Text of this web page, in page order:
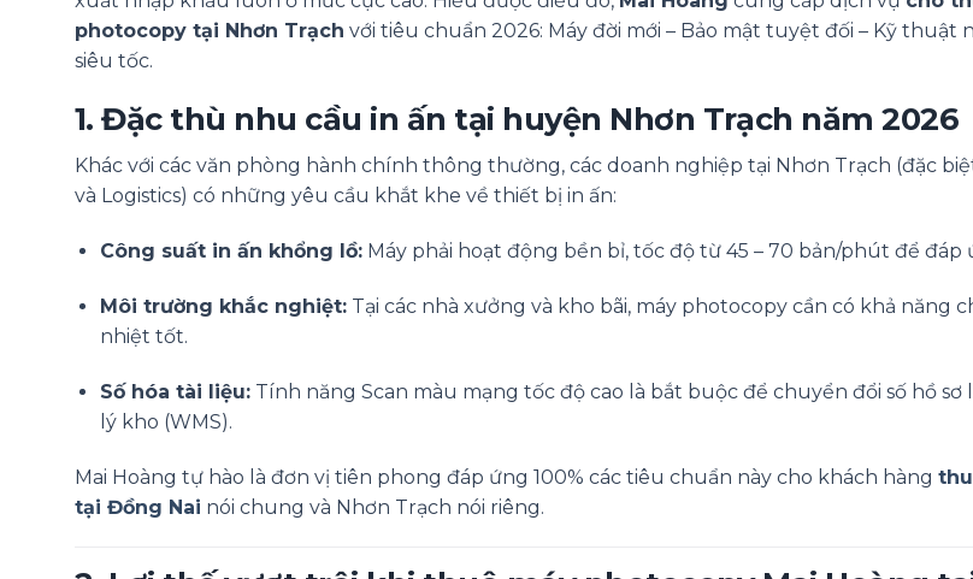
photocopy tại Nhơn Trạch với tiêu chuẩn 2026: Máy đời mới – Bảo mật tuyệt đối – Kỹ thuật
siêu tốc.
1. Đặc thù nhu cầu in ấn tại huyện Nhơn Trạch năm 2026
Khác với các văn phòng hành chính thông thường, các doanh nghiệp tại Nhơn Trạch (đặc
và Logistics) có những yêu cầu khắt khe về thiết bị in ấn:
Công suất in ấn khổng lồ:Máy phải hoạt động bền bỉ, tốc độ từ 45 – 70 bản/phút để đáp
Môi trường khắc nghiệt:Tại các nhà xưởng và kho bãi, máy photocopy cần có khả năng
nhiệt tốt.
Số hóa tài liệu:Tính năng Scan màu mạng tốc độ cao là bắt buộc để chuyển đổi số hồ
lý kho (WMS).
Mai Hoàng tự hào là đơn vị tiên phong đáp ứng 100% các tiêu chuẩn này cho khách hàng
tại Đồng Nai nói chung và Nhơn Trạch nói riêng.